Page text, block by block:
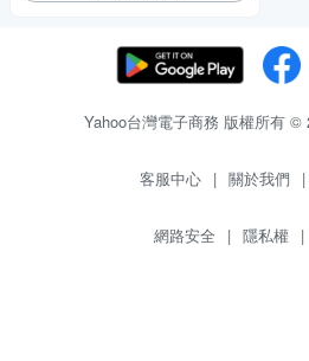
Yahoo台灣電子商務 版權所有 ©
客服中心 | 關於我們 |
網路安全 | 隱私權 |